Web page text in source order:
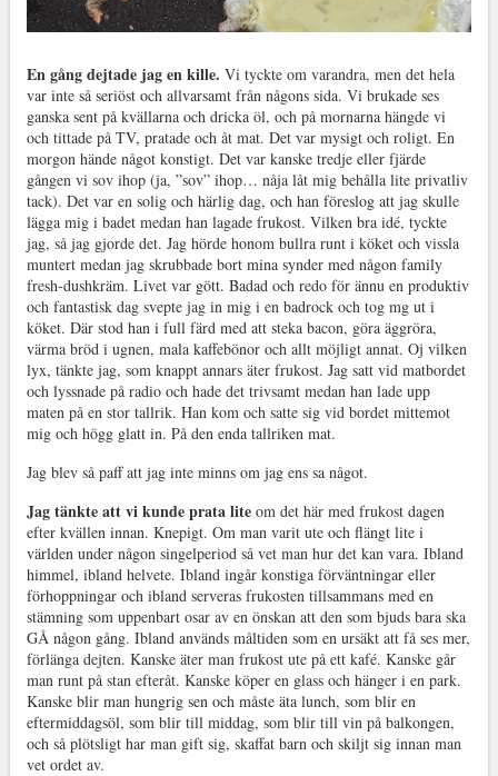
En gång dejtade jag en kille. Vi tyckte om varandra, men det hela
var inte så seriöst och allvarsamt från någons sida. Vi brukade ses
ganska sent på kvällarna och dricka öl, och på mornarna hängde vi
och tittade på TV, pratade och åt mat. Det var mysigt och roligt. En
morgon hände något konstigt. Det var kanske tredje eller fjärde
gången vi sov ihop (ja, ”sov” ihop… nåja låt mig behålla lite privatliv
tack). Det var en solig och härlig dag, och han föreslog att jag skulle
lägga mig i badet medan han lagade frukost. Vilken bra idé, tyckte
jag, så jag gjorde det. Jag hörde honom bullra runt i köket och vissla
muntert medan jag skrubbade bort mina synder med någon family
fresh-dushkräm. Livet var gött. Badad och redo för ännu en produktiv
och fantastisk dag svepte jag in mig i en badrock och tog mg ut i
köket. Där stod han i full färd med att steka bacon, göra äggröra,
värma bröd i ugnen, mala kaffebönor och allt möjligt annat. Oj vilken
lyx, tänkte jag, som knappt annars äter frukost. Jag satt vid matbordet
och lyssnade på radio och hade det trivsamt medan han lade upp
maten på en stor tallrik. Han kom och satte sig vid bordet mittemot
mig och högg glatt in. På den enda tallriken mat.
Jag blev så paff att jag inte minns om jag ens sa något.
Jag tänkte att vi kunde prata liteom det här med frukost dagen
efter kvällen innan. Knepigt. Om man varit ute och flängt lite i
världen under någon singelperiod så vet man hur det kan vara. Ibland
himmel, ibland helvete. Ibland ingår konstiga förväntningar eller
förhoppningar och ibland serveras frukosten tillsammans med en
stämning som uppenbart osar av en önskan att den som bjuds bara ska
GÅ någon gång. Ibland används måltiden som en ursäkt att få ses mer,
förlänga dejten. Kanske äter man frukost ute på ett kafé. Kanske går
man runt på stan efteråt. Kanske köper en glass och hänger i en park.
Kanske blir man hungrig sen och måste äta lunch, som blir en
eftermiddagsöl, som blir till middag, som blir till vin på balkongen,
och så plötsligt har man gift sig, skaffat barn och skiljt sig innan man
vet ordet av.